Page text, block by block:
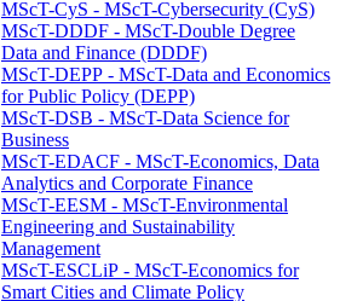
MScT-CyS - MScT-Cybersecurity (CyS)
MScT-DDDF - MScT-Double Degree
Data and Finance (DDDF)
MScT-DEPP - MScT-Data and Economics
for Public Policy (DEPP)
MScT-DSB - MScT-Data Science for
Business
MScT-EDACF - MScT-Economics, Data
Analytics and Corporate Finance
MScT-EESM - MScT-Environmental
Engineering and Sustainability
Management
MScT-ESCLiP - MScT-Economics for
Smart Cities and Climate Policy